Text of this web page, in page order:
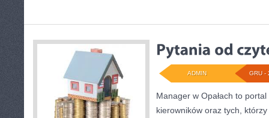
GRU -
ADMIN
Manager w Opałach to
kierowników oraz tych,